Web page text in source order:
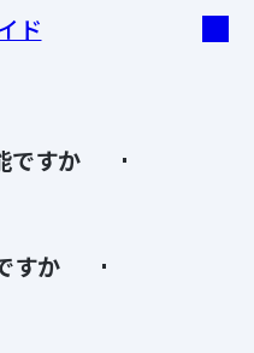
ド
ですか
すか